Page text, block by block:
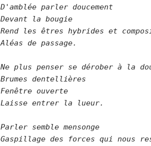
D'amblée parler doucement
Devant la bougie
Rend les êtres hybrides et
Aléas de passage.
Ne plus penser se dérober à la
Brumes dentellières
Fenêtre ouverte
Laisse entrer la lueur.
Parler semble mensonge
Gaspillage des forces qui nous